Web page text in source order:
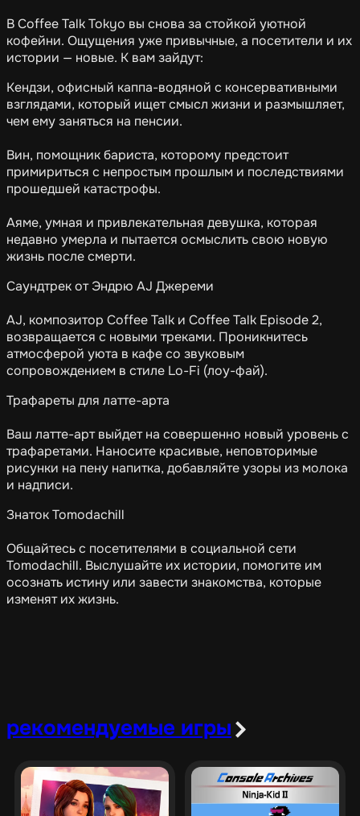
В Coffee Talk Tokyo вы снова за стойкой уютной
кофейни. Ощущения уже привычные, а посетители и их
истории — новые. К вам зайдут:
Кендзи, офисный каппа-водяной с консервативными
взглядами, который ищет смысл жизни и размышляет,
чем ему заняться на пенсии.
Вин, помощник бариста, которому предстоит
примириться с непростым прошлым и последствиями
прошедшей катастрофы.
Аяме, умная и привлекательная девушка, которая
недавно умерла и пытается осмыслить свою новую
жизнь после смерти.
Саундтрек от Эндрю AJ Джереми
AJ, композитор Coffee Talk и Coffee Talk Episode 2,
возвращается с новыми треками. Проникнитесь
атмосферой уюта в кафе со звуковым
сопровождением в стиле Lo-Fi (лоу-фай).
Трафареты для латте-арта
Ваш латте-арт выйдет на совершенно новый уровень с
трафаретами. Наносите красивые, неповторимые
рисунки на пену напитка, добавляйте узоры из молока
и надписи.
Знаток Tomodachill
Общайтесь с посетителями в социальной сети
Tomodachill. Выслушайте их истории, помогите им
осознать истину или завести знакомства, которые
изменят их жизнь.
рекомендуемые игры